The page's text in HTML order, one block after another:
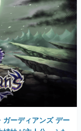
ーディアンズ デー
妹が主人公、ふた
ョン
2022年8月5日 公開